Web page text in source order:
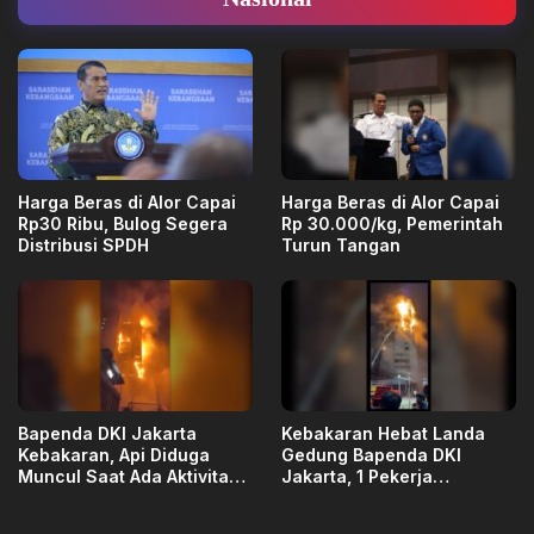
Harga Beras di Alor Capai
Rp30 Ribu, Bulog Segera
Distribusi SPDH
Harga Beras di Alor Capai
Rp 30.000/kg, Pemerintah
Turun Tangan
Bapenda DKI Jakarta
Kebakaran, Api Diduga
Muncul Saat Ada Aktivitas
Kebakaran Hebat Landa
Gedung Bapenda DKI
Jakarta, 1 Pekerja